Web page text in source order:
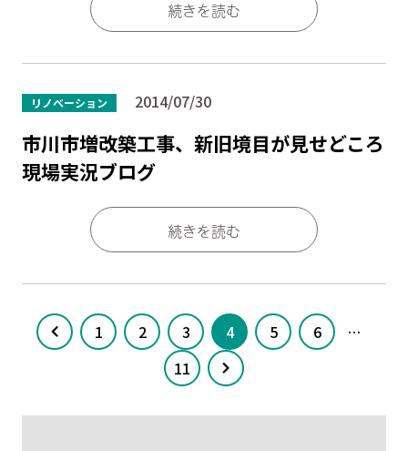
続きを読む
リノベーション 2014/07/30
市川市増改築工事、新旧境目が見せどころ
現場実況ブログ
続きを読む
1 2 3 4 5 6
…
11